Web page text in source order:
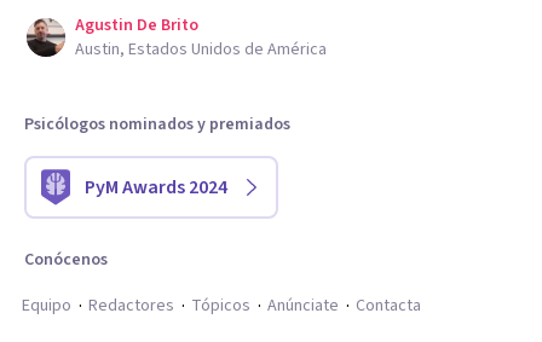
Agustin De Brito
Austin, Estados Unidos de América
Psicólogos nominados y premiados
PyM Awards 2024
Conócenos
Equipo
Redactores Tópicos Anúnciate Contacta